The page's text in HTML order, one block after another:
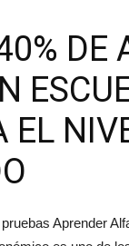
DE
Aprender